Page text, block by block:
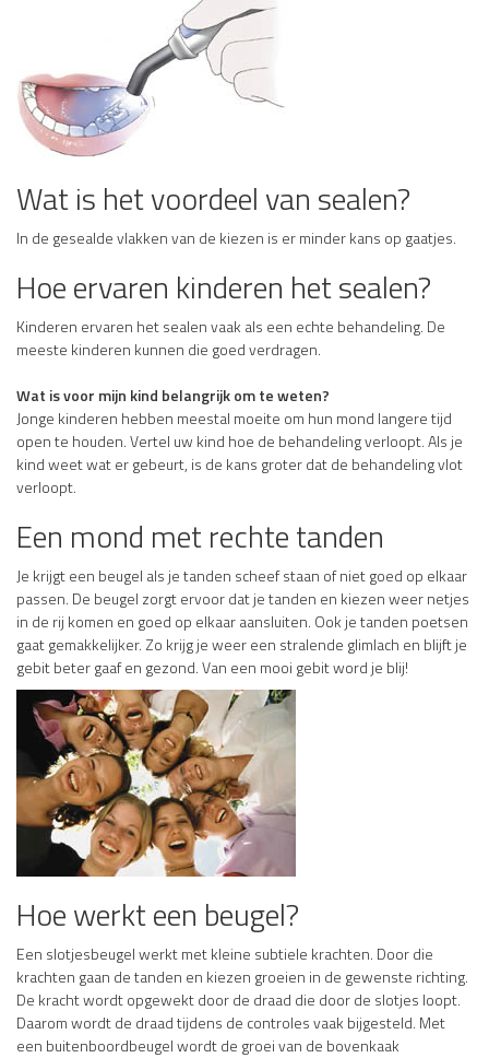
Wat is het voordeel van sealen?
In de gesealde vlakken van de kiezen is er minder kans op gaatjes.
Hoe ervaren kinderen het sealen?
Kinderen ervaren het sealen vaak als een echte behandeling. De
meeste kinderen kunnen die goed verdragen.
Wat is voor mijn kind belangrijk om te weten?
Jonge kinderen hebben meestal moeite om hun mond langere tijd
open te houden. Vertel uw kind hoe de behandeling verloopt. Als je
kind weet wat er gebeurt, is de kans groter dat de behandeling vlot
verloopt.
Een mond met rechte tanden
Je krijgt een beugel als je tanden scheef staan of niet goed op elkaar
passen. De beugel zorgt ervoor dat je tanden en kiezen weer netjes
in de rij komen en goed op elkaar aansluiten. Ook je tanden poetsen
gaat gemakkelijker. Zo krijg je weer een stralende glimlach en blijft je
gebit beter gaaf en gezond. Van een mooi gebit word je blij!
Hoe werkt een beugel?
Een slotjesbeugel werkt met kleine subtiele krachten. Door die
krachten gaan de tanden en kiezen groeien in de gewenste richting.
De kracht wordt opgewekt door de draad die door de slotjes loopt.
Daarom wordt de draad tijdens de controles vaak bijgesteld. Met
een buitenboordbeugel wordt de groei van de bovenkaak